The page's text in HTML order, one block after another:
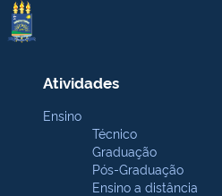
Atividades
Ensino
Técnico
Graduação
Pós-Graduação
Ensino a distância